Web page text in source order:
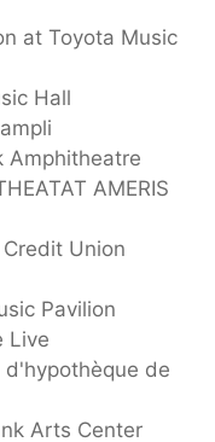
at Toyota Music
Hall
Amphitheatre
AMERIS
Union
Pavilion
Live
d'hypothèque de
Arts Center